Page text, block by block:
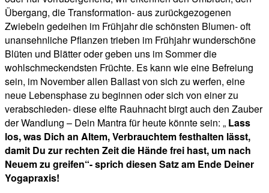
Übergang, die Transformation- aus zurückgezogenen
Zwiebeln gedeihen im Frühjahr die schönsten Blumen- oft
unansehnliche Pflanzen trieben im Frühjahr wunderschöne
Blüten und Blätter oder geben uns im Sommer die
wohlschmeckendsten Früchte. Es kann wie eine Befreiung
sein, im November allen Ballast von sich zu werfen, eine
neue Lebensphase zu beginnen oder sich von einer zu
verabschieden- diese elfte Rauhnacht birgt auch den Zauber
der Wandlung – Dein Mantra für heute könnte sein: „ Lass
los, was Dich an Altem, Verbrauchtem festhalten lässt,
damit Du zur rechten Zeit die Hände frei hast, um nach
Neuem zu greifen“- sprich diesen Satz am Ende Deiner
Yogapraxis!